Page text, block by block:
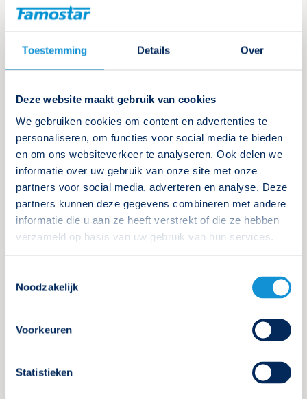
Toestemming Details Over
Deze website maakt gebruik van cookies
We gebruiken cookies om content en advertenties te
personaliseren, om functies voor social media te bieden
en om ons websiteverkeer te analyseren. Ook delen we
informatie over uw gebruik van onze site met onze
partners voor social media, adverteren en analyse. Deze
partners kunnen deze gegevens combineren met andere
informatie die u aan ze heeft verstrekt of die ze hebben
verzameld op basis van uw gebruik van hun services.
Noodzakelijk
Voorkeuren
Statistieken
Noodverlichting kerstrebus
Doe mee aan onze kerstactie en maak kans op een
leuke en lekkere prijs.
Lees verder